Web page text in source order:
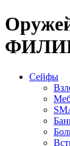
Сейфы